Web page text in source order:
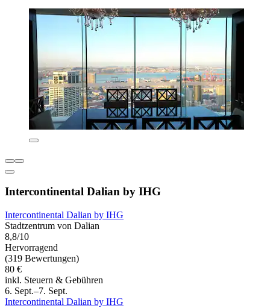
Intercontinental Dalian by IHG
Intercontinental Dalian by IHG
Stadtzentrum von Dalian
8,8/10
Hervorragend
(319 Bewertungen)
80 €
inkl. Steuern & Gebühren
6. Sept.–7. Sept.
Intercontinental Dalian by IHG